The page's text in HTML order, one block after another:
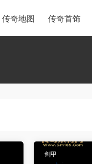
传奇地图 传奇首饰
剑甲